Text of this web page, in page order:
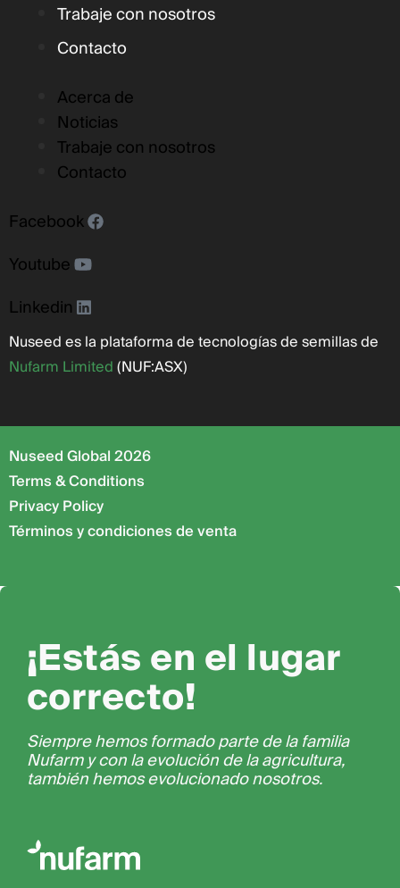
Trabaje con nosotros
Contacto
Acerca de
Noticias
Trabaje con nosotros
Contacto
Facebook
Youtube
Linkedin
Nuseed es la plataforma de tecnologías de semillas de
Nufarm Limited(NUF:ASX)
Nuseed Global 2026
Terms & Conditions
Privacy Policy
Términos y condiciones de venta
¡Estás en el lugar
correcto!
Siempre hemos formado parte de la familia
Nufarm y con la evolución de la agricultura,
también hemos evolucionado nosotros.